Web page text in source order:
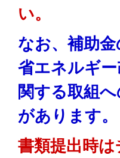
い。
なお、補助
省エネルギ
関する取組
があります。
書類提出時